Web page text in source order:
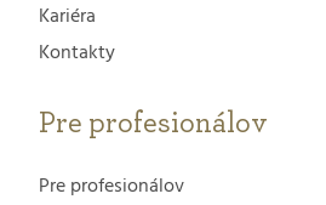
Kariéra
Kontakty
Pre profesionálov
Pre profesionálov